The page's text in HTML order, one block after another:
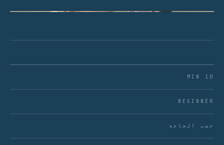
10 MIN
BEGINNER
حسب الحاجة